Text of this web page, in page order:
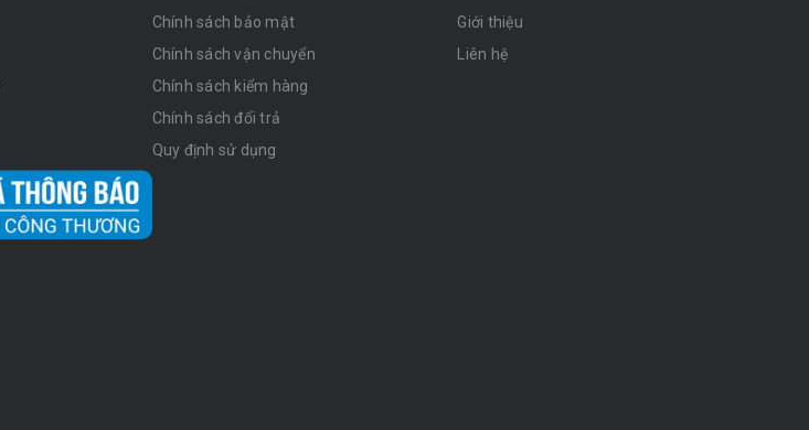
Chính sách bảo mật
Chính sách vận chuyển
Chính sách kiểm hàng
Chính sách đổi trả
Quy định sử dụng
Giới thiệu
Liên hệ